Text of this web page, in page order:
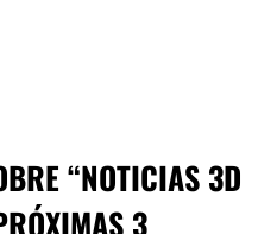
“NOTICIAS 3D
3